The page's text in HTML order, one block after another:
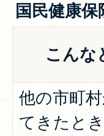
国民健康
こんな
他の市町
てきたと